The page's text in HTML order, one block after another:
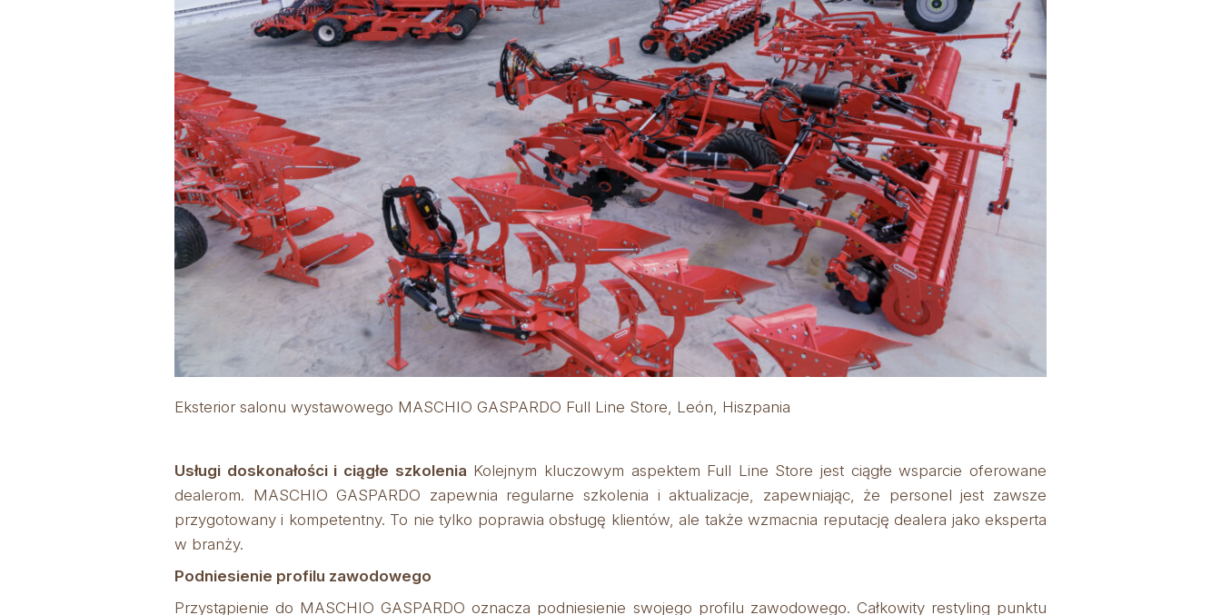
Eksterior salonu wystawowego MASCHIO GASPARDO Full Line Store, León, Hiszpania
Usługi doskonałości i ciągłe szkolenia Kolejnym kluczowym aspektem Full Line Store jest ciągłe wsparcie oferowane
dealerom. MASCHIO GASPARDO zapewnia regularne szkolenia i aktualizacje, zapewniając, że personel jest zawsze
przygotowany i kompetentny. To nie tylko poprawia obsługę klientów, ale także wzmacnia reputację dealera jako eksperta
w branży.
Podniesienie profilu zawodowego
Przystąpienie do MASCHIO GASPARDO oznacza podniesienie swojego profilu zawodowego. Całkowity restyling punktu